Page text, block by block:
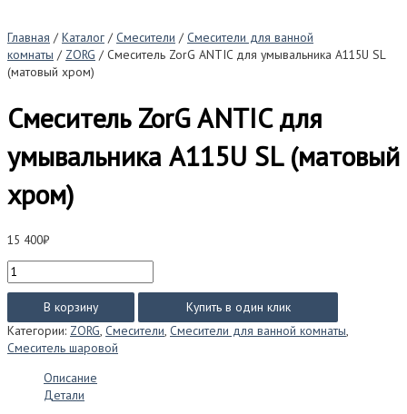
Главная / Каталог / Смесители / Смесители для ванной
комнаты / ZORG / Смеситель ZorG ANTIC для умывальника A115U SL
(матовый хром)
Смеситель ZorG ANTIC для
умывальника A115U SL (матовый
хром)
15 400₽
Количество
товара
Смеситель
ZorG
ANTIC
для
умывальника
В корзину
Купить в один клик
Категории: ZORG, Смесители, Смесители для ванной комнаты,
Смеситель шаровой
Описание
Детали